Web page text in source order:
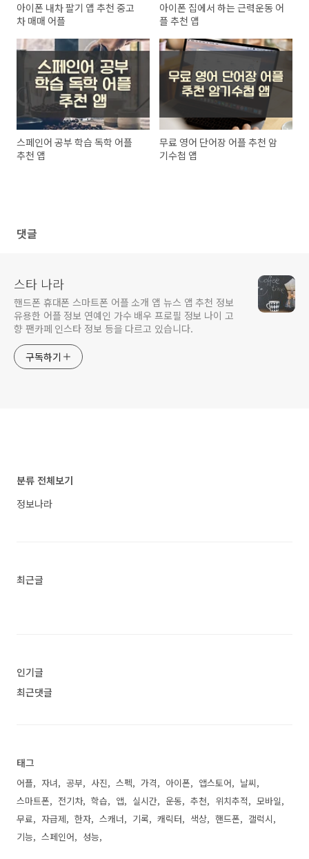
아이폰 내차 팔기 앱 추천 중고
차 매매 어플
아이폰 집에서 하는 근력운동 어
플 추천 앱
스페인어 공부 학습 독학 어플
추천 앱
무료 영어 단어장 어플 추천 암
기수첩 앱
댓글
스타 나라
핸드폰 휴대폰 스마트폰 어플 소개 앱 뉴스 앱 추천 정보
유용한 어플 정보 연예인 가수 배우 프로필 정보 나이 고
향 팬카페 인스타 정보 등을 다르고 있습니다.
구독하기
분류 전체보기
정보나라
최근글
인기글
최근댓글
태그
어플 자녀 공부 사진 스펙 가격 아이폰 앱스토어
날씨
스마트폰
전기차 학습 앱 실시간 운동 추천 위치추적
모바일
무료
자급제 한자 스캐너 기록 캐릭터 색상 핸드폰
갤럭시
기능
스페인어 성능